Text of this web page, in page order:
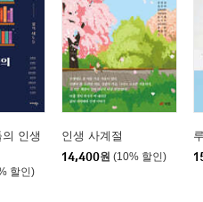
도에는 내 길이 없다 (채민정)
때 비로소 찾은 평화 (최선아)
전진하는 법 (하울)
원하는 거리 (황석현)
의 세 번의 페스티벌 (김하세한)
마음 (방수현)
인생
할인)
인생 사계절
14,400원 (10% 할인)